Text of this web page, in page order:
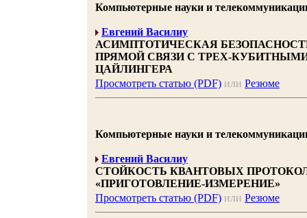
Компьютерные науки и
Евгений Василиу
АСИМПТОТИЧЕСКАЯ
ПРЯМОЙ СВЯЗИ С ТРЕХ-
ЦАЙЛИНГЕРА
Просмотреть статью (PDF) или Резюме
Компьютерные науки и
Евгений Василиу
СТОЙКОСТЬ КВАНТОВЫХ
«ПРИГОТОВЛЕНИЕ-ИЗМЕРЕНИЕ»
Просмотреть статью (PDF) или Резюме